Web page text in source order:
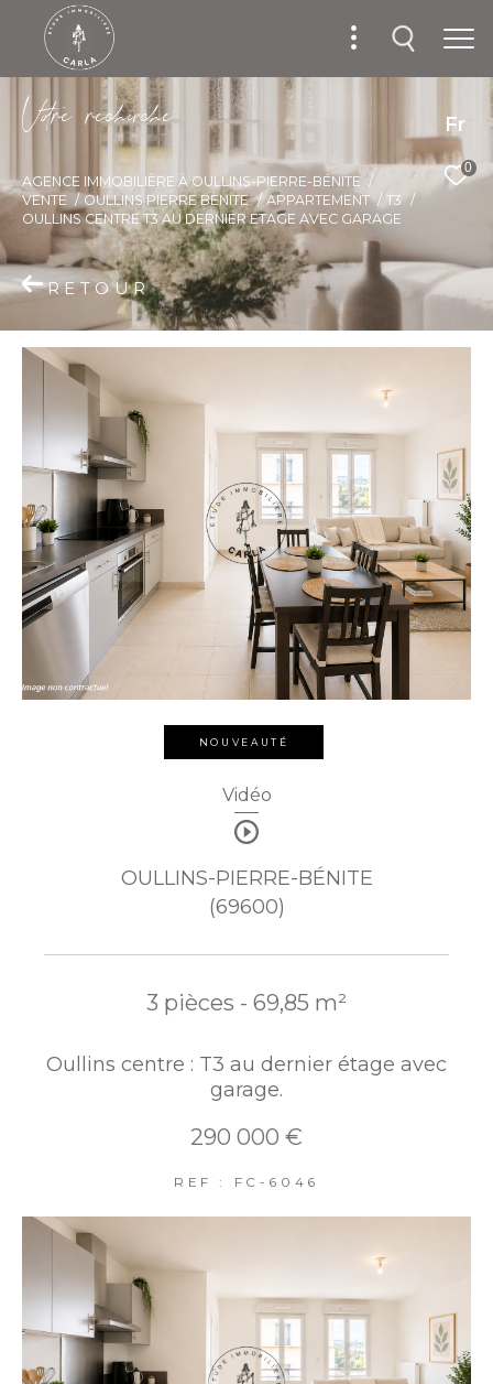
Fr
0
Vore recece
AGENCE IMMOBILIÈRE À OULLINS-PIERRE-BÉNITE
VENTE
OULLINS PIERRE BENITE APPARTEMENT
T3
OULLINS CENTRE T3 AU DERNIER ETAGE AVEC GARAGE
RETOUR
NOUVEAUTÉ
Vidéo
OULLINS-PIERRE-BÉNITE
(69600)
3 pièces - 69,85 m²
Oullins centre : T3 au dernier étage avec
garage.
290 000 €
REF : FC-6046